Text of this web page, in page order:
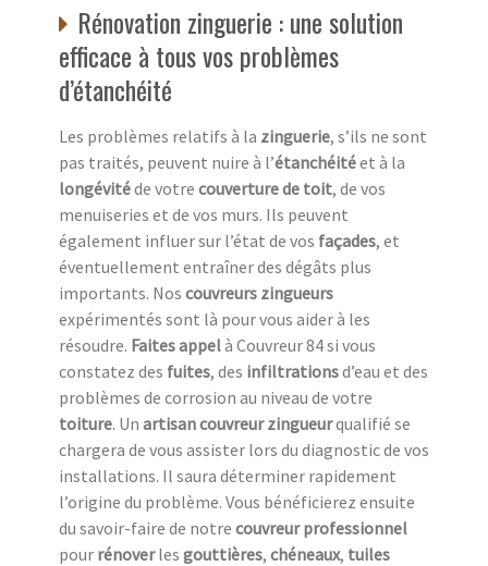
Rénovation zinguerie : une solution
efficace à tous vos problèmes
d’étanchéité
Les problèmes relatifs à la zinguerie, s’ils ne sont
pas traités, peuvent nuire à l’étanchéitéet à la
longévitéde votre couverture de toit, de vos
menuiseries et de vos murs. Ils peuvent
également influer sur l’état de vos façades, et
éventuellement entraîner des dégâts plus
importants. Nos couvreurs zingueurs
expérimentés sont là pour vous aider à les
résoudre. Faites appelà Couvreur 84 si vous
constatez des fuites, des infiltrationsd’eau et des
problèmes de corrosion au niveau de votre
toiture. Un artisan couvreur zingueurqualifié se
chargera de vous assister lors du diagnostic de vos
installations. Il saura déterminer rapidement
l’origine du problème. Vous bénéficierez ensuite
du savoir-faire de notre couvreur professionnel
pour rénoverles gouttières, chéneaux, tuiles